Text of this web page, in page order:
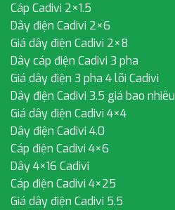
Cáp Cadivi 2×1.5
Dây điện Cadivi 2×6
Giá dây điện Cadivi 2×8
Dây cáp điện Cadivi 3 pha
Giá dây điện 3 pha 4 lõi Cadivi
Dây điện Cadivi 3.5 giá bao nhiêu
Giá dây điện Cadivi 4×4
Dây điện Cadivi 4.0
Cáp điện Cadivi 4×6
Dây 4×16 Cadivi
Cáp điện Cadivi 4×25
Giá dây điện Cadivi 5.5